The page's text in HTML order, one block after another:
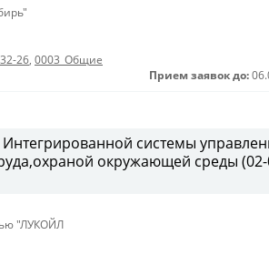
26, 0003_Общие
Прием заявок до:
системы
окружающей среды
"ЛУКОЙЛ